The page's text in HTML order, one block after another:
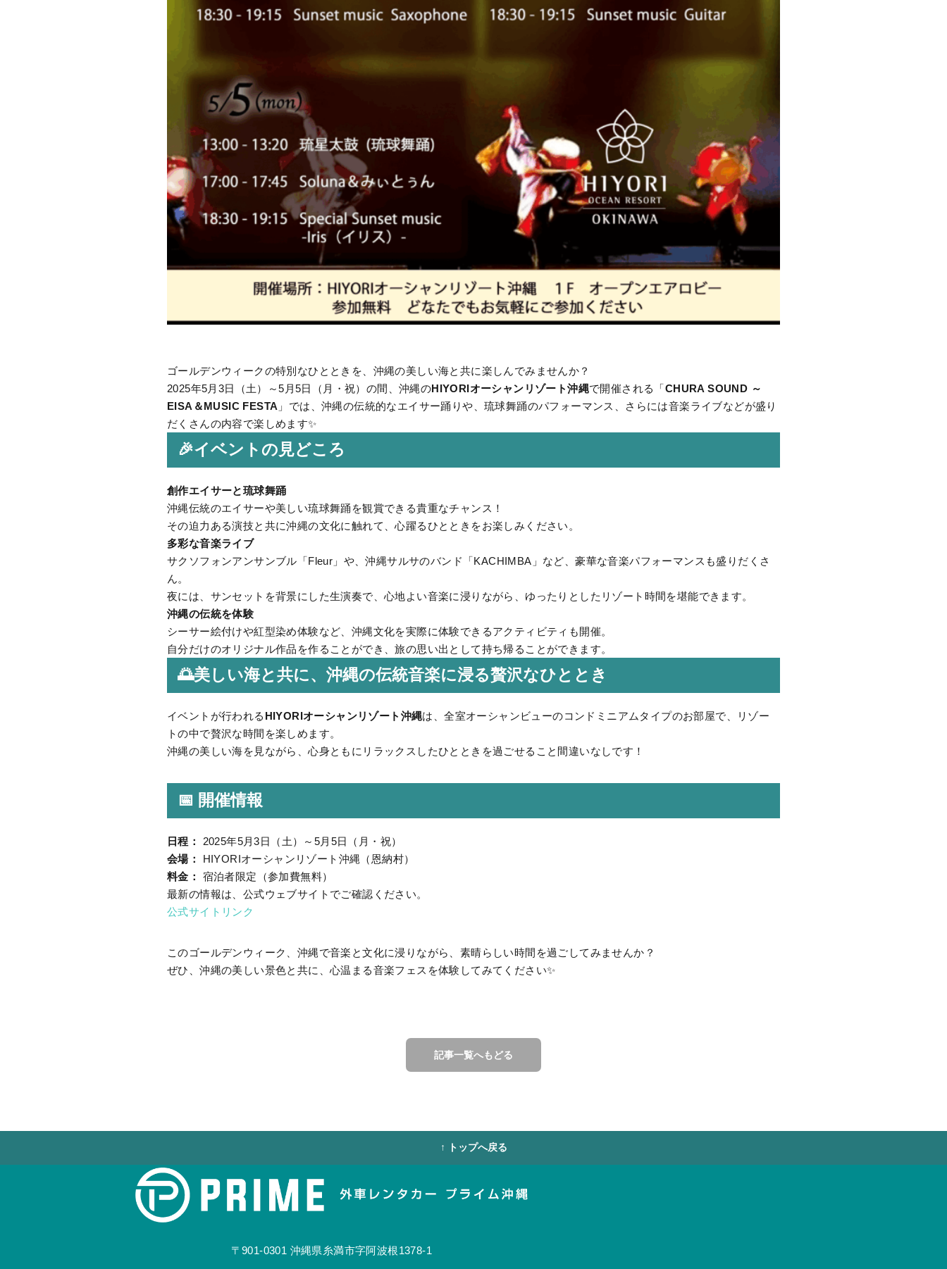
ゴールデンウィークの特別なひとときを、沖縄の美しい海と共に楽しんでみませんか？
2025年5月3日（土）～5月5日（月・祝）の間、沖縄のHIYORIオーシャンリゾート沖縄で開催される「 CHURA SOUND ～
EISA＆MUSIC FESTA 」では、沖縄の伝統的なエイサー踊りや、琉球舞踊のパフォーマンス、さらには音楽ライブなどが盛り
だくさんの内容で楽しめます✨
🎉イベントの見どころ
創作エイサーと琉球舞踊
沖縄伝統のエイサーや美しい琉球舞踊を観賞できる貴重なチャンス！
その迫力ある演技と共に沖縄の文化に触れて、心躍るひとときをお楽しみください。
多彩な音楽ライブ
サクソフォンアンサンブル「Fleur」や、沖縄サルサのバンド「KACHIMBA」など、豪華な音楽パフォーマンスも盛りだくさ
ん。
夜には、サンセットを背景にした生演奏で、心地よい音楽に浸りながら、ゆったりとしたリゾート時間を堪能できます。
沖縄の伝統を体験
シーサー絵付けや紅型染め体験など、沖縄文化を実際に体験できるアクティビティも開催。
自分だけのオリジナル作品を作ることができ、旅の思い出として持ち帰ることができます。
🌅美しい海と共に、沖縄の伝統音楽に浸る贅沢なひととき
イベントが行われる HIYORIオーシャンリゾート沖縄は、全室オーシャンビューのコンドミニアムタイプのお部屋で、リゾー
トの中で贅沢な時間を楽しめます。
沖縄の美しい海を見ながら、心身ともにリラックスしたひとときを過ごせること間違いなしです！
📅 開催情報
日程：
2025年5月3日（土）～5月5日（月・祝）
会場：
HIYORIオーシャンリゾート沖縄（恩納村）
料金：
宿泊者限定（参加費無料）
最新の情報は、公式ウェブサイトでご確認ください。
公式サイトリンク
このゴールデンウィーク、沖縄で音楽と文化に浸りながら、素晴らしい時間を過ごしてみませんか？
ぜひ、沖縄の美しい景色と共に、心温まる音楽フェスを体験してみてください✨
記事一覧へもどる
↑ トップへ戻る
〒901-0301 沖縄県糸満市字阿波根1378-1